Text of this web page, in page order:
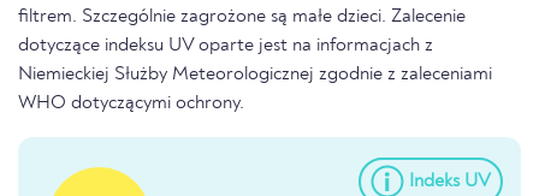
filtrem. Szczególnie zagrożone są małe dzieci. Zalecenie
dotyczące indeksu UV oparte jest na informacjach z
Niemieckiej Służby Meteorologicznej zgodnie z zaleceniami
WHO dotyczącymi ochrony.
Indeks UV